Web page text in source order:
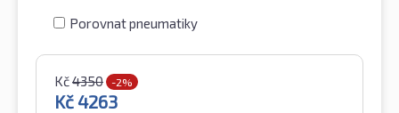
Porovnat pneumatiky
Kč4350 -2%
Kč4263